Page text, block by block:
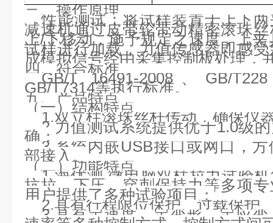
三、操作原理
性能测试：将试样装置于上下
减速机通过皮带轮带动精密滚珠
上/下移动，施予规定之速度，上
试样进行加载，力值传感器即感
成模拟信号经由采集控制板处理，
四、符合标准
GB/T 16491-2008、GB/
GB/T7314等执行标准。
五、产品特点
（一）结构特点
1.双立柱滚珠丝杆传动，确保仪
2.力值测试系统提供优于1.0级
确；
3.系统内嵌USB接口或网口，
部接入。
（二）功能特点
1.海优测 微电脑双柱拉力试验
抗拉、下压、穿刺保持力等多项
用户提供了多种试验项目；
2.具有行程限位保护、过载保护
3.具有定速度、定变形、定应